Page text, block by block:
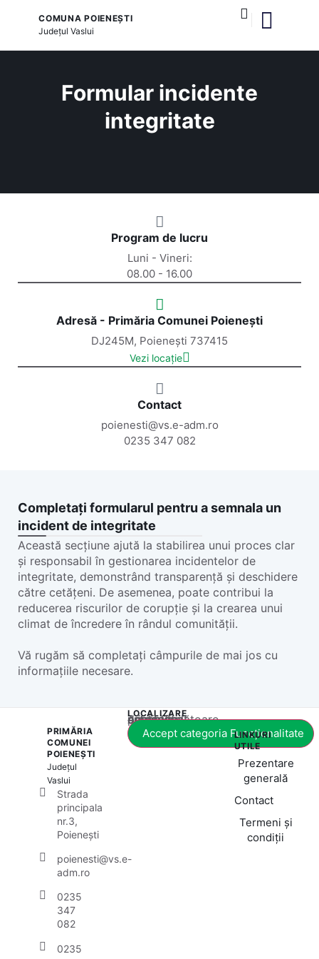
COMUNA POIENEȘTI
JudețulVaslui
Formular incidente
integritate
Program de lucru
Luni - Vineri:
08.00 - 16.00
Adresă - Primăria Comunei Poienești
DJ245M, Poienești 737415
Vezi locație
Contact
poienesti@vs.e-adm.ro
0235 347 082
Completați formularul pentru a semnala un
incident de integritate
Această secțiune ajută la stabilirea unui proces clar
și responsabil în gestionarea incidentelor de
integritate, demonstrând transparență și deschidere
către cetățeni. De asemenea, poate contribui la
reducerea riscurilor de corupție și la crearea unui
climat de încredere în rândul comunității.
Vă rugăm să completați câmpurile de mai jos cu
informațiile necesare.
PRIMĂRIA
COMUNEI
POIENEȘTI
Județul
Vaslui
Strada
principala
nr.3,
Poienești
poienesti@vs.e-
adm.ro
0235
347
082
0235
LOCALIZARE
Acest conținut este blocat până când acceptați categoria corespunzătoare de cookie-uri.
Accept categoria Funcționalitate
LINKURI
UTILE
Prezentare
generală
Contact
Termeni și
condiții